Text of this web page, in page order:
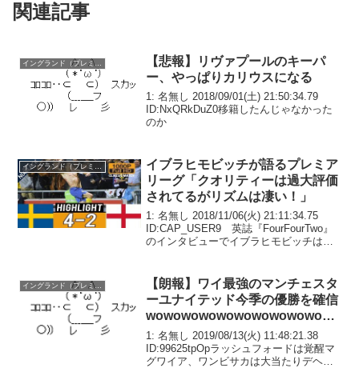
関連記事
【悲報】リヴァプールのキーパ
ー、やっぱりカリウスになる
1: 名無し 2018/09/01(土) 21:50:34.79
ID:NxQRkDuZ0移籍したんじゃなかった
のか
イングランド（プレミア）
イブラヒモビッチが語るプレミア
リーグ「クオリティーは過大評価
されてるがリズムは凄い！」
1: 名無し 2018/11/06(火) 21:11:34.75
ID:CAP_USER9 英誌『FourFourTwo』
のインタビューでイブラヒモビッチは、
時のことを...
イングランド（プレミア）
【朗報】ワイ最強のマンチェスタ
ーユナイテッド今季の優勝を確信
wowowowowowowowowowowo
wowowowo
1: 名無し 2019/08/13(火) 11:48:21.38
ID:99625tpOpラッシュフォードは覚醒マ
グワイア、ワンビサカは大当たりデヘア